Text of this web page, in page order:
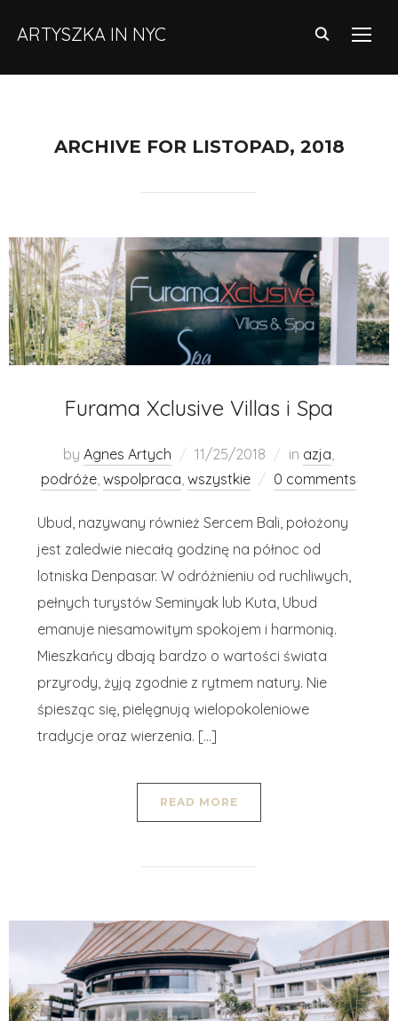
ARTYSZKA IN NYC
ARCHIVE FOR LISTOPAD, 2018
Furama Xclusive Villas i Spa
byAgnes Artych 11/25/2018 in azja,
podróże,wspolpraca,wszystkie 0 comments
Ubud, nazywany również Sercem Bali, położony
jest zaledwie niecałą godzinę na północ od
lotniska Denpasar. W odróżnieniu od ruchliwych,
pełnych turystów Seminyak lub Kuta, Ubud
emanuje niesamowitym spokojem i harmonią.
Mieszkańcy dbają bardzo o wartości świata
przyrody, żyją zgodnie z rytmem natury. Nie
śpiesząc się, pielęgnują wielopokoleniowe
tradycje oraz wierzenia. […]
READ MORE